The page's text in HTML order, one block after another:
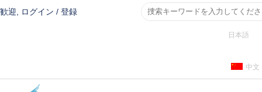
歓迎, ログイン / 登録
日本語
中文